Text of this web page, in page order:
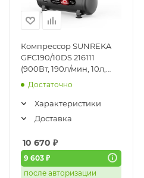
Компрессор SUNREKA
GFC190/10DS 216111
(900Вт, 190л/мин, 10л,
8бар, безмасляный)
Достаточно
Характеристики
Доставка
10 670 ₽
9 603 ₽
после авторизации